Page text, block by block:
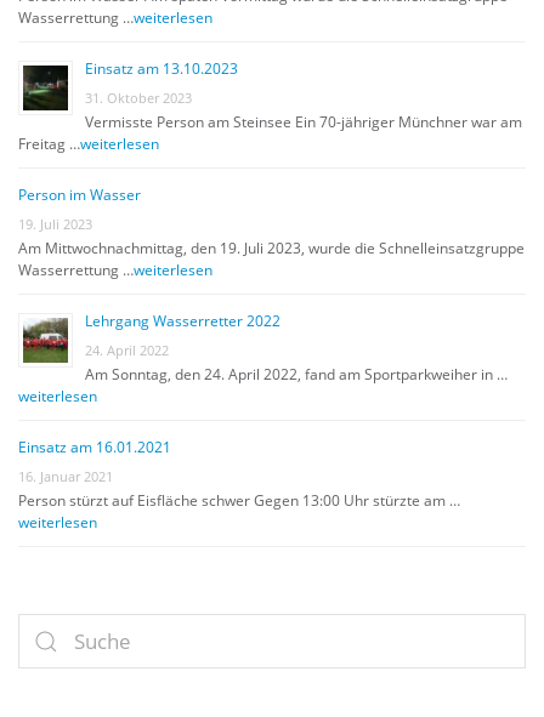
Wasserrettung …weiterlesen
Einsatz am 13.10.2023
31. Oktober 2023
Vermisste Person am Steinsee Ein 70-jähriger Münchner war am
Freitag …weiterlesen
Person im Wasser
19. Juli 2023
Am Mittwochnachmittag, den 19. Juli 2023, wurde die Schnelleinsatzgruppe
Wasserrettung …weiterlesen
Lehrgang Wasserretter 2022
24. April 2022
Am Sonntag, den 24. April 2022, fand am Sportparkweiher in …
weiterlesen
Einsatz am 16.01.2021
16. Januar 2021
Person stürzt auf Eisfläche schwer Gegen 13:00 Uhr stürzte am …
weiterlesen